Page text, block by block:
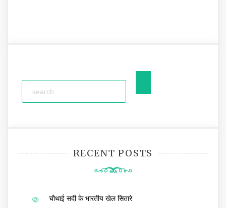
RECENT POSTS
चौथाई सदी के भारतीय खेल सितारे